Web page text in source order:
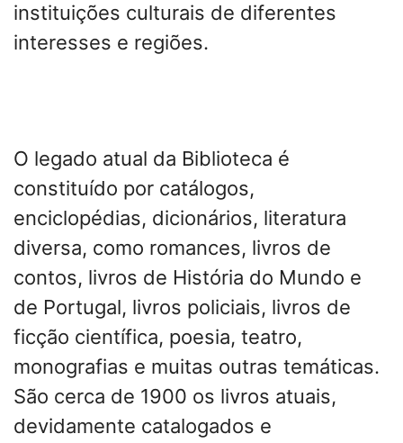
instituições culturais de diferentes
interesses e regiões.
O legado atual da Biblioteca é
constituído por catálogos,
enciclopédias, dicionários, literatura
diversa, como romances, livros de
contos, livros de História do Mundo e
de Portugal, livros policiais, livros de
ficção científica, poesia, teatro,
monografias e muitas outras temáticas.
São cerca de 1900 os livros atuais,
devidamente catalogados e